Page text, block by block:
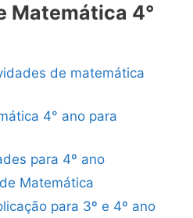
Matemática 4°
de matemática
4° ano para
para 4º ano
Matemática
para 3º e 4º ano